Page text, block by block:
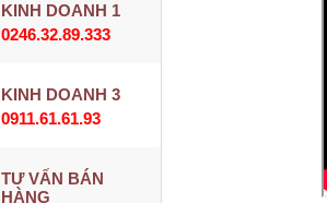
KINH DOANH 1
0246.32.89.333
KINH DOANH 3
0911.61.61.93
TƯ VẤN BÁN
HÀNG